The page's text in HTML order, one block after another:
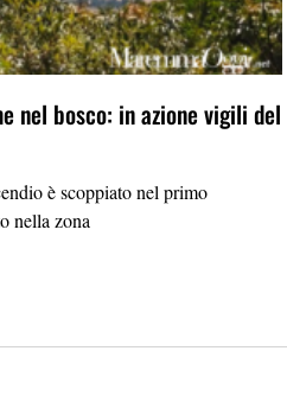
nel bosco: in azione vigili del
è scoppiato nel primo
nella zona